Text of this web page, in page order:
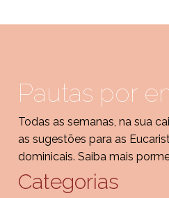
Pautas por
Todas as semanas, na sua
as sugestões para as
dominicais. Saiba mais
Categorias